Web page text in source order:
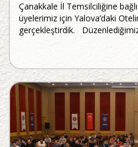
Çanakkale İl Temsilciliğine
üyelerimiz için Yalova’daki
gerçekleştirdik.